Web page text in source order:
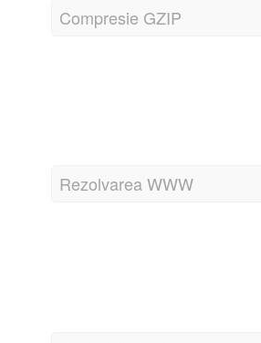
Compresie GZIP
Rezolvarea WWW